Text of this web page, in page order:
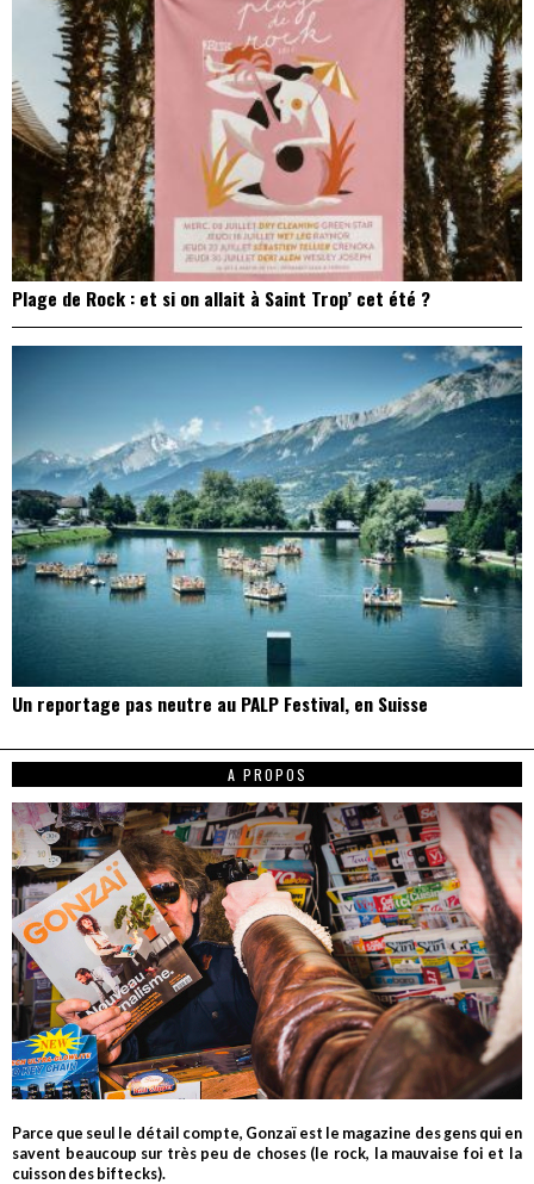
Plage de Rock : et si on allait à Saint Trop’ cet été ?
Un reportage pas neutre au PALP Festival, en Suisse
A PROPOS
Parce que seul le détail compte, Gonzaï est le magazine des gens qui en
savent beaucoup sur très peu de choses (le rock, la mauvaise foi et la
cuisson des biftecks).